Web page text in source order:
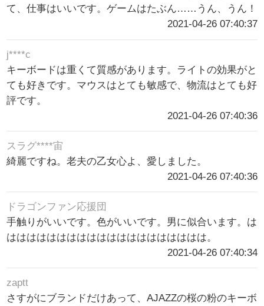
て、仕事はいいです。ゲームはたぶん……うん、うん！
2021-04-26 07:40:37
j****c
キーボードは重くて質感があります。ライトの効果がと
ても好きです。マウスはとても敏感で、物流はとても好
評です。
2021-04-26 07:40:36
スラグ****宙
綺麗ですね。老夫の乙女心よ、愛しました。
2021-04-26 07:40:36
ドラゴンファン応援団
手触りがいいです。色がいいです。男に似合います。は
はははははははははははははははははははは。
2021-04-26 07:40:34
zaptt
さすがにブランドだけあって、AJAZZの桜の粉のキーボ